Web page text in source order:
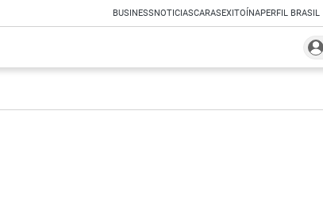
BUSINESSNOTICIASCARASEXITOÍNAPERFIL BRASIL